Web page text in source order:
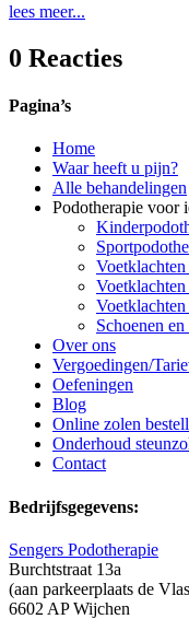
lees meer...
0 Reacties
Pagina’s
Home
Waar heeft u pijn?
Alle behandelingen
Podotherapie voor
Voetklachten
Voetklachten
Schoenen
Over ons
Vergoedingen/
Oefeningen
Blog
Online zolen
Onderhoud
Contact
Bedrijfsgegevens:
Sengers Podotherapie
Burchtstraat 13a
(aan parkeerplaats de
6602 AP Wijchen